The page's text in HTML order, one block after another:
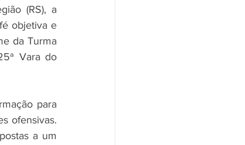
(RS), a
objetiva e
da Turma
Vara do
para
ofensivas.
a um